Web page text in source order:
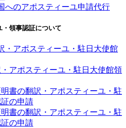
へのアポスティーユ申請代行
領事認証について
・アポスティーユ・駐日大使館
アポスティーユ・駐日大使館領
書の翻訳・アポスティーユ・駐
の申請
書の翻訳・アポスティーユ・駐
の申請